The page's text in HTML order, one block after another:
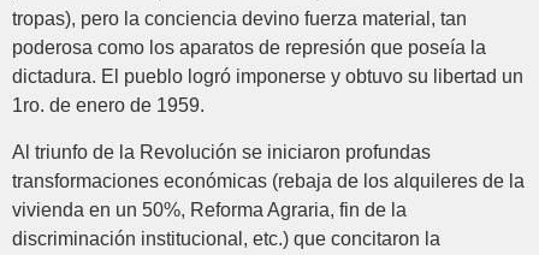
tropas), pero la conciencia devino fuerza material, tan
poderosa como los aparatos de represión que poseía la
dictadura. El pueblo logró imponerse y obtuvo su libertad un
1ro. de enero de 1959.
Al triunfo de la Revolución se iniciaron profundas
transformaciones económicas (rebaja de los alquileres de la
vivienda en un 50%, Reforma Agraria, fin de la
discriminación institucional, etc.) que concitaron la